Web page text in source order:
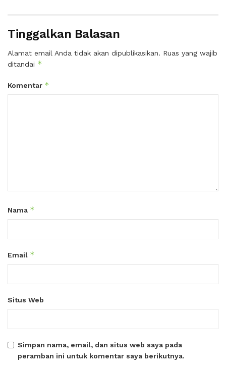
Tinggalkan Balasan
Alamat email Anda tidak akan dipublikasikan. Ruas yang wajib
ditandai *
Komentar *
Nama *
Email *
Situs Web
Simpan nama, email, dan situs web saya pada
peramban ini untuk komentar saya berikutnya.